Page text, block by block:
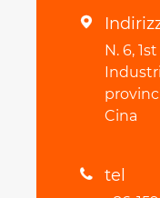

N. 6,
Cina
 tel